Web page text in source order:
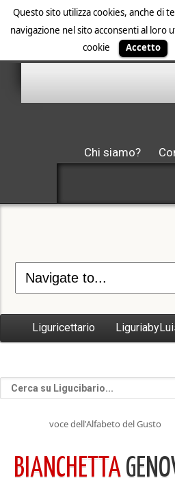
Questo sito utilizza cookies, anche di
navigazione nel sito acconsenti al loro
cookie
Accetto
Chi siamo?
Liguricettario
voce dell'Alfabeto del Gusto
BIANCHETTA